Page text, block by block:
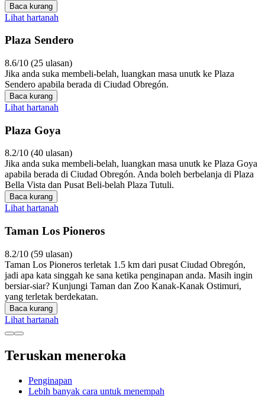
Baca kurang
Lihat hartanah
Plaza Sendero
8.6/10 (25 ulasan)
Jika anda suka membeli-belah, luangkan masa unutk ke Plaza
Sendero apabila berada di Ciudad Obregón.
Baca kurang
Lihat hartanah
Plaza Goya
8.2/10 (40 ulasan)
Jika anda suka membeli-belah, luangkan masa unutk ke Plaza Goya
apabila berada di Ciudad Obregón. Anda boleh berbelanja di Plaza
Bella Vista dan Pusat Beli-belah Plaza Tutuli.
Baca kurang
Lihat hartanah
Taman Los Pioneros
8.2/10 (59 ulasan)
Taman Los Pioneros terletak 1.5 km dari pusat Ciudad Obregón,
jadi apa kata singgah ke sana ketika penginapan anda. Masih ingin
bersiar-siar? Kunjungi Taman dan Zoo Kanak-Kanak Ostimuri,
yang terletak berdekatan.
Baca kurang
Lihat hartanah
Teruskan meneroka
Penginapan
Lebih banyak cara untuk menempah